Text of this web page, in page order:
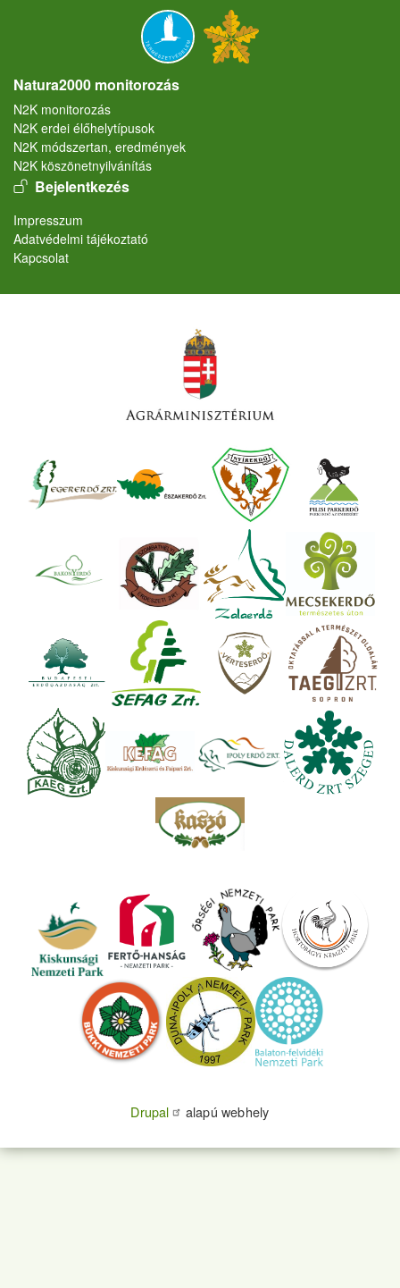
Natura2000 monitorozás
N2K monitorozás
N2K erdei élőhelytípusok
N2K módszertan, eredmények
N2K köszönetnyilvánítás
User account menu
Bejelentkezés
Lábléc
Impresszum
Adatvédelmi tájékoztató
Kapcsolat
Drupal alapú webhely